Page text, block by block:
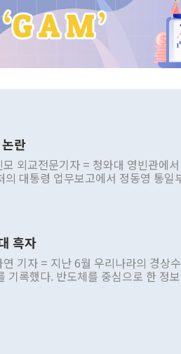
란
외교전문기자 = 청와대 영빈관에서
의 대통령 업무보고에서 정동영 통일
조율을 거치지 않은 사안을 정책으로
비현실적 구상'이라는 비판을 내놨
발언이 물의를 빚은 적은 여러 번 있
적으로 부정적 입장을 표명한 것은 이
법과 월권을 제어해야 한다는 목소
흑자
기자 = 지난 6월 우리나라의 경상
기록했다. 반도체를 중심으로 한 정